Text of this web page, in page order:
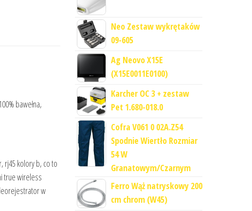
bawełna,
rj45 kolory b, co to
true wireless
w
Neo Zestaw wykrętaków
09-605
Ag Neovo X15E
(X15E0011E0100)
Karcher OC 3 + zestaw
Pet 1.680-018.0
Cofra V061 0 02A.Z54
Spodnie Wiertło Rozmiar
54 W
Granatowym/Czarnym
Ferro Wąż natryskowy 200
cm chrom (W45)